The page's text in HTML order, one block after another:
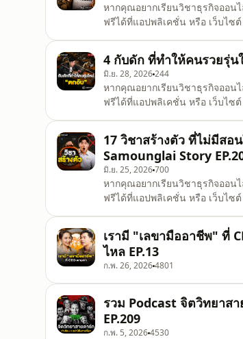
หากคุณอยากเรียนวิชาธุรกิจออน
ฟรีได้ที่แอปพลิเคชั่น หรือ เว็บไซ
https://play.google.com/
https://www.shortcut.biz/ .
4 กับดัก ที่ทำให้คนรวยรุ่น
มิ.ย. 28, 2026244
หากคุณอยากเรียนวิชาธุรกิจออน
ฟรีได้ที่แอปพลิเคชั่น หรือ เว็บไซ
https://play.google.com/
https://www.shortcut.biz/ .
17 วิชาสร้างตัว ที่ไม่มีสอ
Samounglai Story
มิ.ย. 25, 2026700
หากคุณอยากเรียนวิชาธุรกิจออน
ฟรีได้ที่แอปพลิเคชั่น หรือ เว็บไซ
https://play.google.com/
https://www.shortcut.biz/ .
เรามี "เลขามืออาชีพ" ที่
ไหล EP.13
ก.พ. 26, 20264801
รวม Podcast จิตวิทยาส
EP.209
ก.พ. 5, 20264530